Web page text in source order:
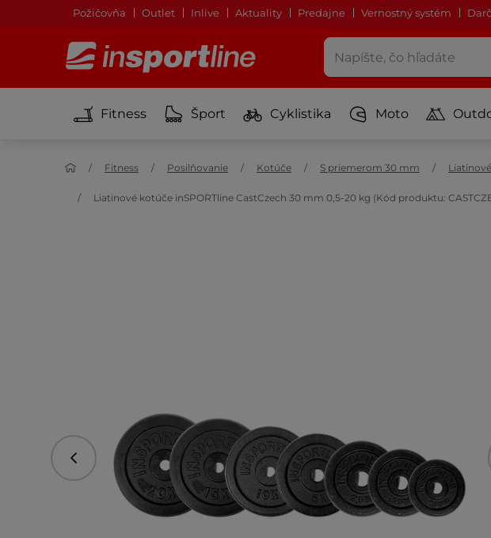
Požičovňa Outlet Inlive Aktuality Predajne Vernostný systém
Fitness Šport Cyklistika Moto
Fitness Posilňovanie Kotúče S priemerom 30 mm
Liatinové kotúče inSPORTline CastCzech 30 mm 0,5-20 kg (Kód produktu:
Predchádzajúce